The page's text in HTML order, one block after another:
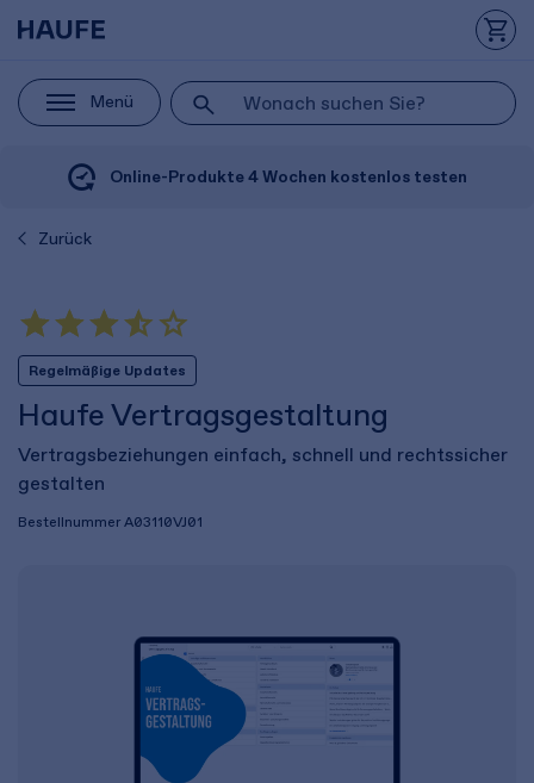
Menü
Online-Produkte 4 Wochen kostenlos testen
Zurück
Regelmäßige Updates
Haufe Vertragsgestaltung
Vertragsbeziehungen einfach, schnell und rechtssicher
gestalten
Bestellnummer A03110VJ01